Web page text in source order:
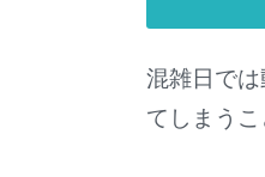
混雑日で
てしまうこ